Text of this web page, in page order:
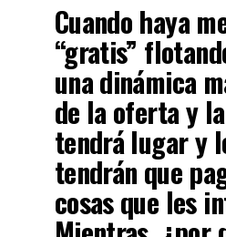
Cuando haya
“gratis”
una dinámica
de la oferta y
tendrá lugar y l
tendrán que
cosas que les